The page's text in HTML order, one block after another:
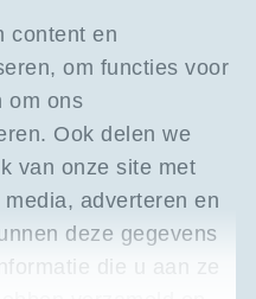
content en
om functies voor
om ons
Ook delen we
van onze site met
adverteren en
deze gegevens
die u aan ze
van gerichte
Daarom krijgen
specifieke Portilog-
voor hun